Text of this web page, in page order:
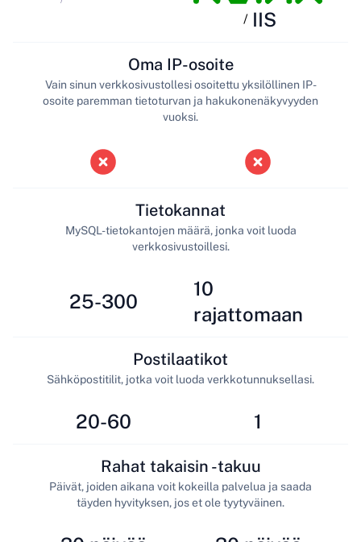
/ IIS
Oma IP-osoite
Vain sinun verkkosivustollesi osoitettu yksilöllinen IP-
osoite paremman tietoturvan ja hakukonenäkyvyyden
vuoksi.
25-300
Tietokannat
MySQL-tietokantojen määrä, jonka voit luoda
verkkosivustoillesi.
10
rajattomaan
20-60
Postilaatikot
Sähköpostitilit, jotka voit luoda verkkotunnuksellasi.
1
Rahat takaisin -takuu
Päivät, joiden aikana voit kokeilla palvelua ja saada
täyden hyvityksen, jos et ole tyytyväinen.